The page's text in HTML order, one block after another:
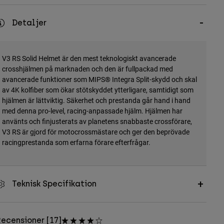
Detaljer
V3 RS Solid Helmet är den mest teknologiskt avancerade
crosshjälmen på marknaden och den är fullpackad med
avancerade funktioner som MIPS® Integra Split-skydd och skal
av 4K kolfiber som ökar stötskyddet ytterligare, samtidigt som
hjälmen är lättviktig. Säkerhet och prestanda går hand i hand
med denna pro-level, racing-anpassade hjälm. Hjälmen har
använts och finjusterats av planetens snabbaste crossförare,
V3 RS är gjord för motocrossmästare och ger den beprövade
racingprestanda som erfarna förare efterfrågar.
Teknisk Specifikation
[17]